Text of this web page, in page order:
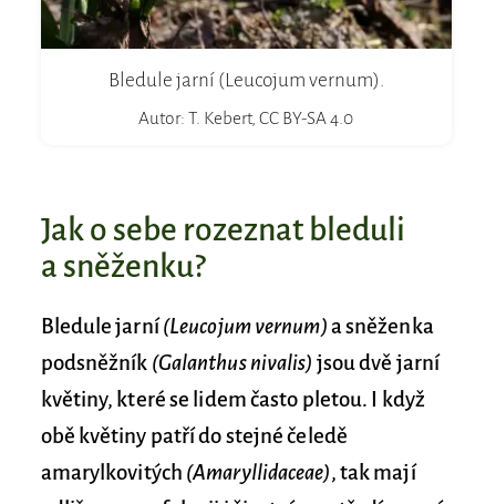
Bledule jarní (Leucojum vernum).
Autor: T. Kebert, CC BY-SA 4.0
Jak o sebe rozeznat bleduli
a sněženku?
Bledule jarní(Leucojum vernum)a sněženka
podsněžník (Galanthus nivalis) jsou dvě jarní
květiny, které se lidem často pletou. I když
obě květiny patří do stejné čeledě
amarylkovitých (Amaryllidaceae), tak mají